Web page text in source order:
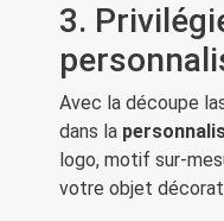
3.
Avec la découpe
dans la
logo, motif sur-
votre objet